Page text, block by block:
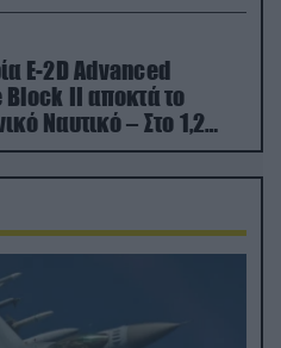
E-2D Advanced
Block II αποκτά το
Ναυτικό – Στο 1,2
το κόστος